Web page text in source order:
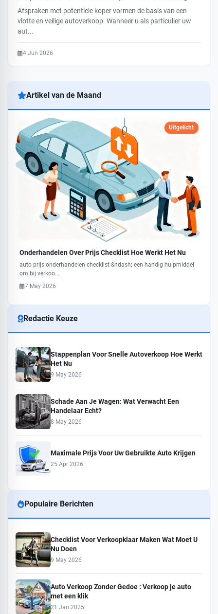
Afspraken met potentiele koper vormen de basis van een
vlotte en veilige autoverkoop. Wanneer u als particulier uw
aut...
4 Jun 2026
Artikel van de Maand
Uitgelicht
Onderhandelen Over Prijs Checklist Hoe Werkt Het Nu
auto prijs onderhandelen checklist &ndash; een handig hulpmiddel
om bij verkoo...
7 May 2026
Redactie Keuze
Stappenplan Voor Snelle Autoverkoop Hoe Werkt
Het Nu
9 May 2026
Schade Aan Je Wagen: Wat Verwacht Een
Handelaar Echt?
8 May 2026
Maximale Prijs Voor Uw Gebruikte Auto Krijgen
25 Apr 2026
Populaire Berichten
Checklist Voor Verkoopklaar Maken Wat Moet U
Nu Doen
9 May 2026
Auto Verkoop Zonder Gedoe : Verkoop je auto
met een klik
21 Jan 2025